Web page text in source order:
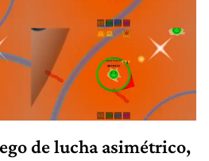
de lucha asimétrico,